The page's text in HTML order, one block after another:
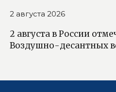
2 августа 2026
2 августа в России
Воздушно-десантных